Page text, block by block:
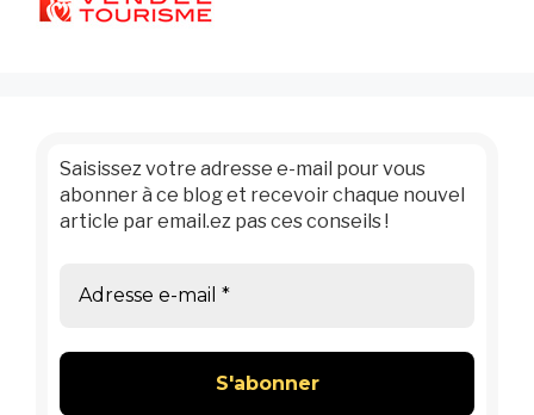
Saisissez votre adresse e-mail pour vous
abonner à ce blog et recevoir chaque nouvel
article par email.ez pas ces conseils !